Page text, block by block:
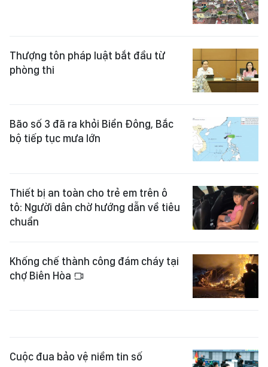
Thượng tôn pháp luật bắt đầu từ
phòng thi
Bão số 3 đã ra khỏi Biển Đông, Bắc
bộ tiếp tục mưa lớn
Thiết bị an toàn cho trẻ em trên ô
tô: Người dân chờ hướng dẫn về tiêu
chuẩn
Khống chế thành công đám cháy tại
chợ Biên Hòa
Cuộc đua bảo vệ niềm tin số